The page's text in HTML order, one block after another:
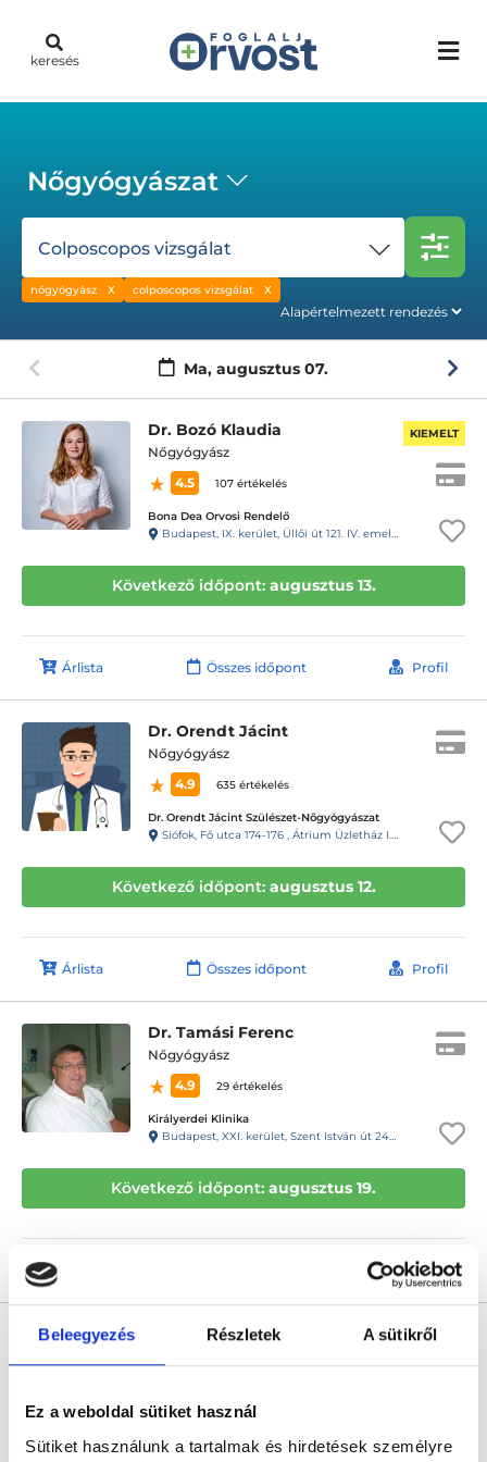
Beleegyezés Részletek A sütikről
Ez a weboldal sütiket használ
Sütiket használunk a tartalmak és hirdetések személyre
keresés
Nőgyógyászat
Colposcopos vizsgálat
nőgyógyász colposcopos vizsgálat
Ma, augusztus 07.
Dr. Bozó Klaudia
Nőgyógyász
4.5
107 értékelés
Bona Dea Orvosi Rendelő
Budapest, IX. kerület, Üllői út 121. IV. emelet 12. Kaputelefon: 157
KIEMELT
Következő időpont: augusztus 13.
Árlista Összes időpont Profil
Dr. Orendt Jácint
Nőgyógyász
4.9
635 értékelés
Dr. Orendt Jácint Szülészet-Nőgyógyászat
Siófok, Fő utca 174-176 , Átrium Üzletház I. emelet
Következő időpont: augusztus 12.
Árlista Összes időpont Profil
Dr. Tamási Ferenc
Nőgyógyász
4.9
29 értékelés
Királyerdei Klinika
Budapest, XXI. kerület, Szent István út 248-250.
Következő időpont: augusztus 19.
Profil
Dr. Diker Binyamin
Medaid - Vác